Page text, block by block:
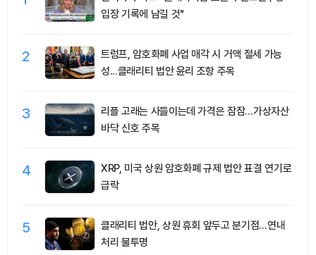
입장 기록에 남길 것"
2
트럼프, 암호화폐 사업 매각 시 거액 절세 가능
성...클래리티 법안 윤리 조항 주목
3
리플 고래는 사들이는데 가격은 잠잠…가상자산
바닥 신호 주목
4
XRP, 미국 상원 암호화폐 규제 법안 표결 연기로
급락
5
클래리티 법안, 상원 휴회 앞두고 분기점…연내
처리 불투명